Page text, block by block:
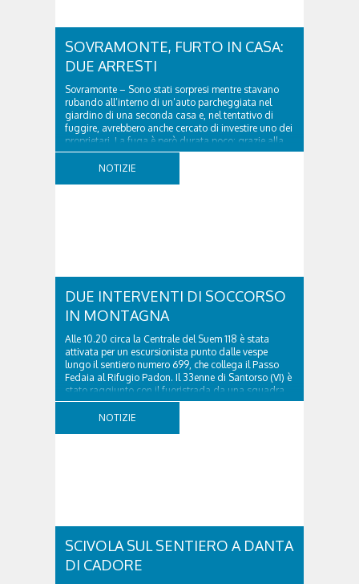
SOVRAMONTE, FURTO IN CASA:
DUE ARRESTI
Sovramonte – Sono stati sorpresi mentre stavano
rubando all’interno di un’auto parcheggiata nel
giardino di una seconda casa e, nel tentativo di
fuggire, avrebbero anche cercato di investire uno dei
proprietari. La fuga è però durata poco: grazie alla
tempestiva chiamata al 112 e all’intervento...
NOTIZIE
DUE INTERVENTI DI SOCCORSO
IN MONTAGNA
Alle 10.20 circa la Centrale del Suem 118 è stata
attivata per un escursionista punto dalle vespe
lungo il sentiero numero 699, che collega il Passo
Fedaia al Rifugio Padon. Il 33enne di Santorso (VI) è
stato raggiunto con il fuoristrada da una squadra
del Soccorso alpino della Val Pettorina...
NOTIZIE
SCIVOLA SUL SENTIERO A DANTA
DI CADORE